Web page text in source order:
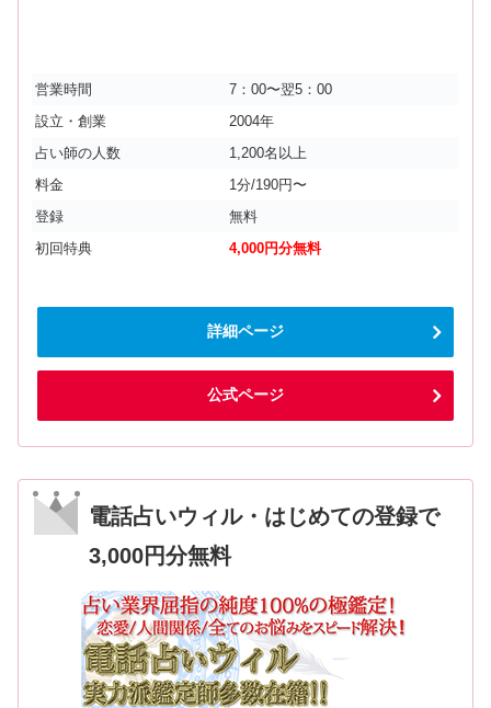
営業時間
7：00〜翌5：00
設立・創業
2004年
占い師の人数
1,200名以上
料金
1分/190円〜
登録
無料
初回特典
4,000円分無料
詳細ページ
公式ページ
電話占いウィル・はじめての登録で
3,000円分無料